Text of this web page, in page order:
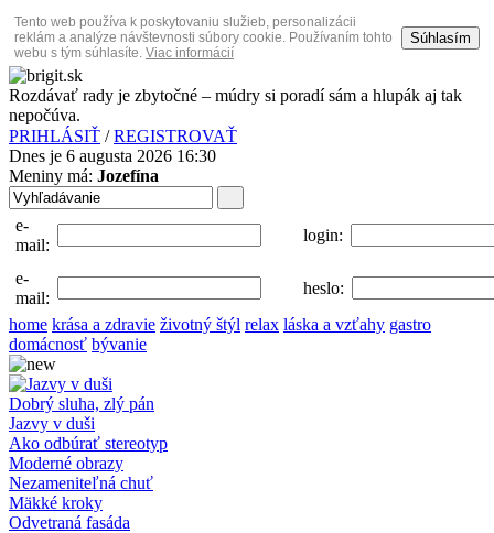
Tento web používa k poskytovaniu služieb, personalizácii
reklám a analýze návštevnosti súbory cookie. Používaním tohto
webu s tým súhlasíte. Viac informácií
Súhlasím
Rozdávať rady je zbytočné – múdry si poradí sám a hlupák aj tak
nepočúva.
PRIHLÁSIŤ /REGISTROVAŤ
Dnes je 6 augusta 2026 16:30
Meniny má: Jozefína
e-
mail:
login:
e-
mail:
heslo:
home krása a zdravie životný štýl relax láska a vzťahy gastro
domácnosť bývanie
Dobrý sluha, zlý pán
Jazvy v duši
Ako odbúrať stereotyp
Moderné obrazy
Nezameniteľná chuť
Mäkké kroky
Odvetraná fasáda